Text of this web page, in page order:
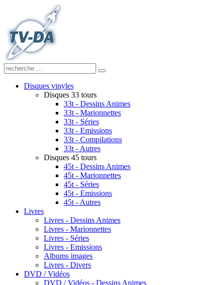
Disques vinyles
Disques 33 tours
33t - Dessins Animes
33t - Marionnettes
33t - Séries
33t - Emissions
33t - Compilations
33t - Autres
Disques 45 tours
45t - Dessins Animes
45t - Marionnettes
45t - Séries
45t - Emissions
45t - Autres
Livres
Livres - Dessins Animes
Livres - Marionnettes
Livres - Séries
Livres - Emissions
Albums images
Livres - Divers
DVD / Vidéos
DVD / Vidéos - Dessins Animes